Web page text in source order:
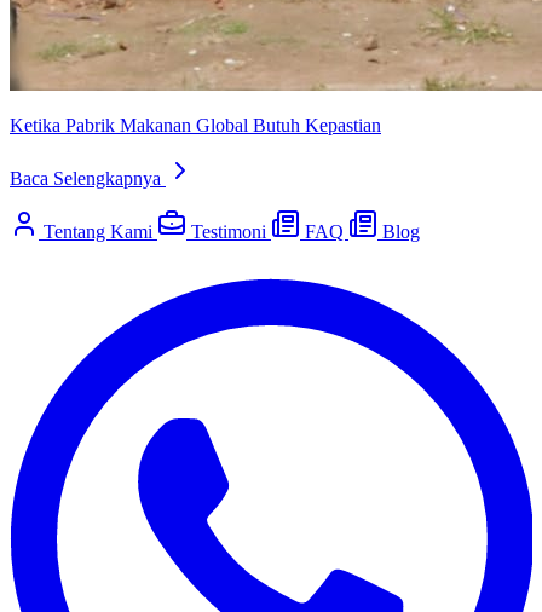
Ketika Pabrik Makanan Global Butuh Kepastian
Baca Selengkapnya
Tentang Kami Testimoni FAQ Blog